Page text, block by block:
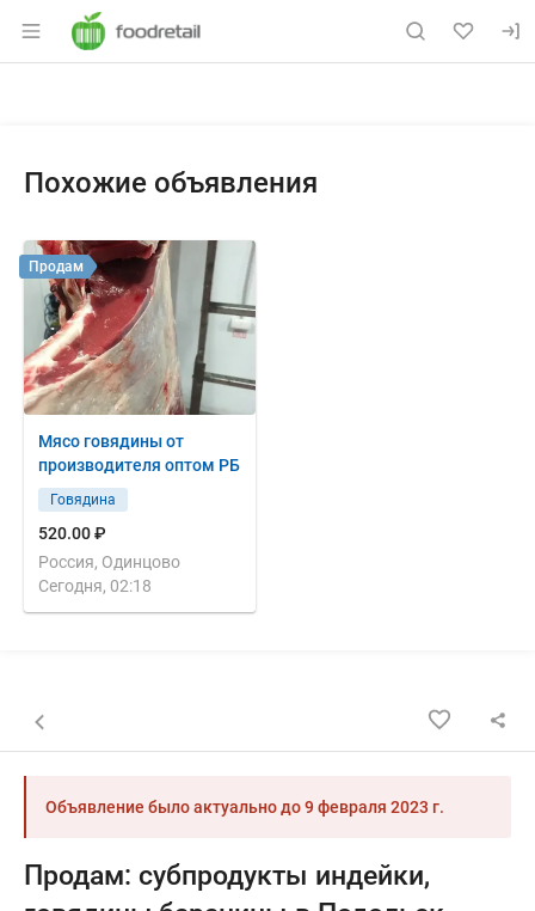
Раздел навигации по сайту
Похожие объявления
Мясо говядины от
производителя оптом РБ
Говядина
520.00 ₽
Россия, Одинцово
Сегодня, 02:18
Продам
Назад к списку объявлений
Объявление было актуально до9 февраля 2023 г.
Продам: cубпродукты индейки,